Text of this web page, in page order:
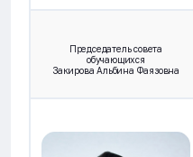
Председатель совета
обучающихся
Закирова Альбина Фаязовна